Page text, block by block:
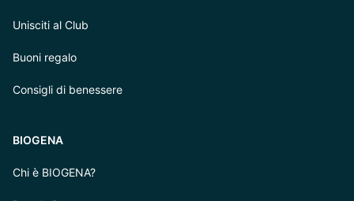
Unisciti al Club
Buoni regalo
Consigli di benessere
BIOGENA
Chi è BIOGENA?